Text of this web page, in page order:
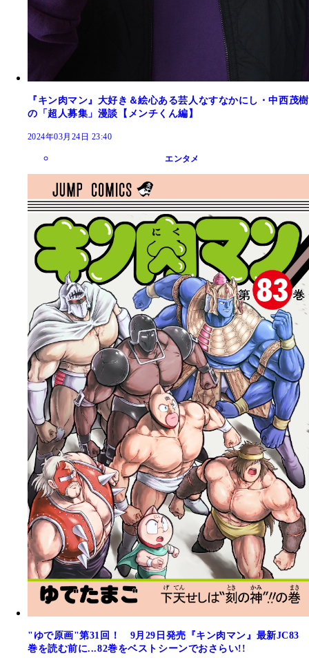
『キン肉マン』大好き＆絵心ある芸人なすなかにし・中西茂樹
の「超人募集」漫談【メンチくん編】
2024年03月24日 23:40
エンタメ
"ゆで原画"第31回！ 9月29日発売『キン肉マン』最新JC83
巻を読む前に...82巻をベストシーンでおさらい!!